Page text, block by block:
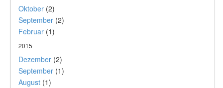
Oktober (2)
September (2)
Februar (1)
2015
Dezember (2)
September (1)
August (1)